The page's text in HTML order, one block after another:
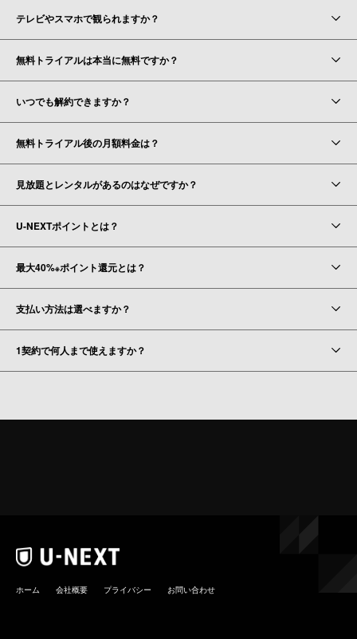
テレビやスマホで観られますか？
無料トライアルは本当に無料ですか？
いつでも解約できますか？
無料トライアル後の月額料金は？
見放題とレンタルがあるのはなぜですか？
U-NEXTポイントとは？
最大40%※ポイント還元とは？
支払い方法は選べますか？
1契約で何人まで使えますか？
ホーム 会社概要 プライバシー お問い合わせ